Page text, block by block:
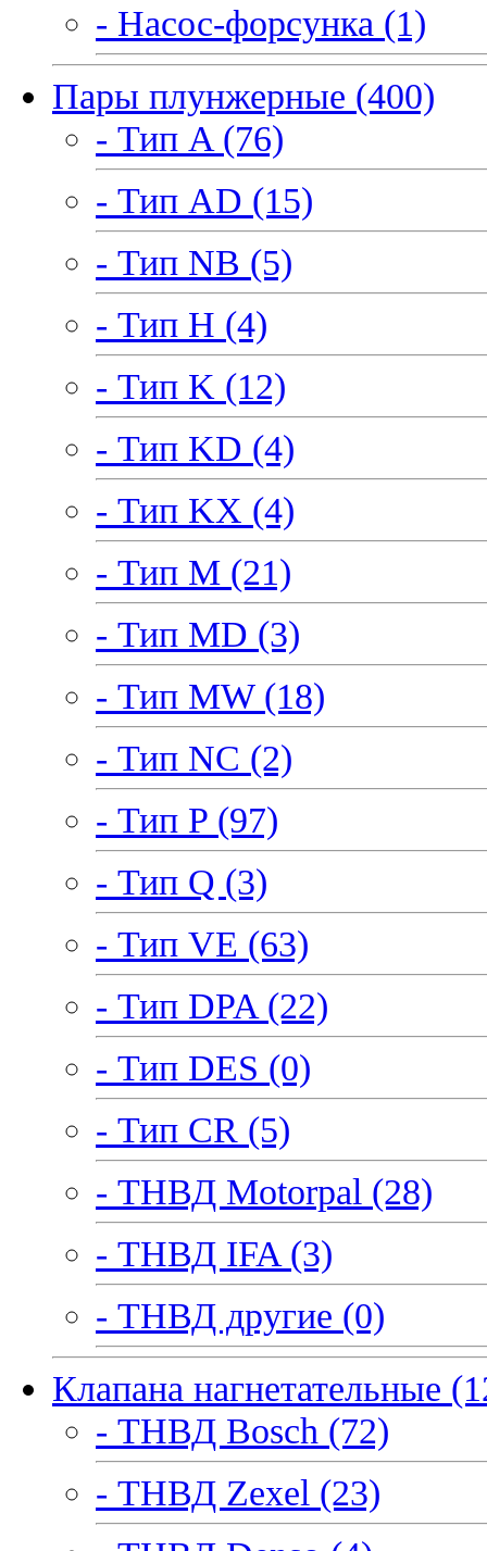
- Насос-форсунка (1)
Пары плунжерные (400)
- Тип A (76)
- Тип AD (15)
- Тип NB (5)
- Тип H (4)
- Тип K (12)
- Тип KD (4)
- Тип KX (4)
- Тип M (21)
- Тип MD (3)
- Тип MW (18)
- Тип NC (2)
- Тип P (97)
- Тип Q (3)
- Тип VE (63)
- Тип DPA (22)
- Тип DES (0)
- Тип CR (5)
- ТНВД Motorpal (28)
- ТНВД IFA (3)
- ТНВД другие (0)
Клапана нагнетательные
- ТНВД Bosch (72)
- ТНВД Zexel (23)